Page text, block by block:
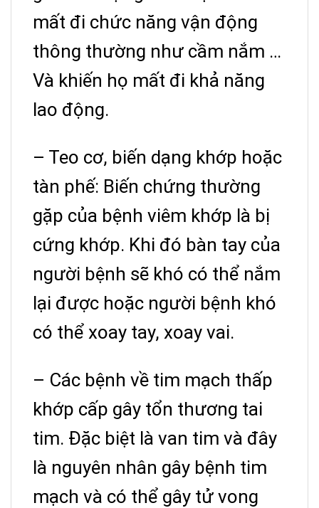
mất đi chức năng vận động
thông thường như cầm nắm …
Và khiến họ mất đi khả năng
lao động.
– Teo cơ, biến dạng khớp hoặc
tàn phế: Biến chứng thường
gặp của bệnh viêm khớp là bị
cứng khớp. Khi đó bàn tay của
người bệnh sẽ khó có thể nắm
lại được hoặc người bệnh khó
có thể xoay tay, xoay vai.
– Các bệnh về tim mạch thấp
khớp cấp gây tổn thương tai
tim. Đặc biệt là van tim và đây
là nguyên nhân gây bệnh tim
mạch và có thể gây tử vong